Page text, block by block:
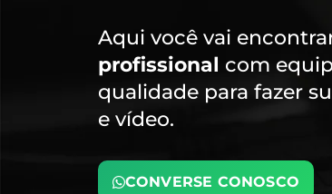
Aqui você vai
profissional com
qualidade para fazer
e vídeo.
CONVERSE CONOSCO